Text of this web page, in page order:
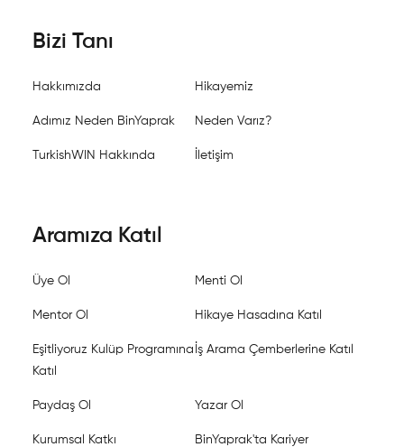
Bizi Tanı
Hakkımızda Hikayemiz
Adımız Neden BinYaprak Neden Varız?
TurkishWIN Hakkında İletişim
Aramıza Katıl
Üye Ol Menti Ol
Mentor Ol Hikaye Hasadına Katıl
Eşitliyoruz Kulüp Programına
Katıl
İş Arama Çemberlerine Katıl
Paydaş Ol Yazar Ol
Kurumsal Katkı BinYaprak'ta Kariyer